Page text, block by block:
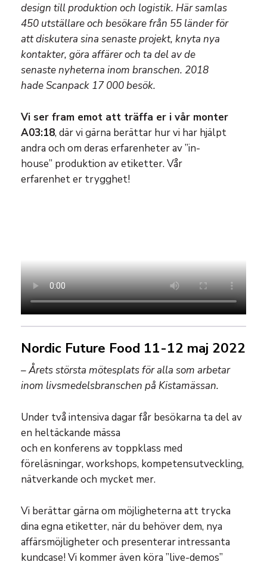
design till produktion och logistik. Här samlas
450 utställare och besökare från 55 länder för
att diskutera sina senaste projekt, knyta nya
kontakter, göra affärer och ta del av de
senaste nyheterna inom branschen. 2018
hade Scanpack 17 000 besök.
Vi ser fram emot att träffa er i vår monter
A03:18, där vi gärna berättar hur vi har hjälpt
andra och om deras erfarenheter av ”in-
house” produktion av etiketter. Vår
erfarenhet er trygghet!
Nordic Future Food 11-12 maj 2022
– Årets största mötesplats för alla som arbetar
inom livsmedelsbranschen på Kistamässan.
Under två intensiva dagar får besökarna ta del av
en heltäckande mässa
och en konferens av toppklass med
föreläsningar, workshops, kompetensutveckling,
nätverkande och mycket mer.
Vi berättar gärna om möjligheterna att trycka
dina egna etiketter, när du behöver dem, nya
affärsmöjligheter och presenterar intressanta
kundcase! Vi kommer även köra ”live-demos”